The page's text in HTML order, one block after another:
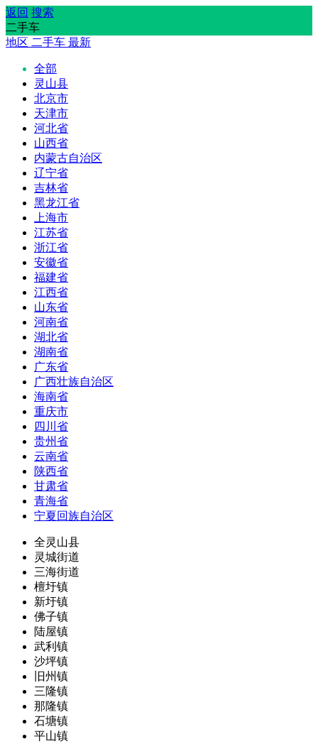
返回 搜索
二手车
地区 二手车 最新
全部
灵山县
北京市
天津市
河北省
山西省
内蒙古自治区
辽宁省
吉林省
黑龙江省
上海市
江苏省
浙江省
安徽省
福建省
江西省
山东省
河南省
湖北省
湖南省
广东省
广西壮族自治区
海南省
重庆市
四川省
贵州省
云南省
陕西省
甘肃省
青海省
宁夏回族自治区
全灵山县
灵城街道
三海街道
檀圩镇
新圩镇
佛子镇
陆屋镇
武利镇
沙坪镇
旧州镇
三隆镇
那隆镇
石塘镇
平山镇